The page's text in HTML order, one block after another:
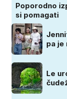
Poporodno
si pomagati
pa je
Le